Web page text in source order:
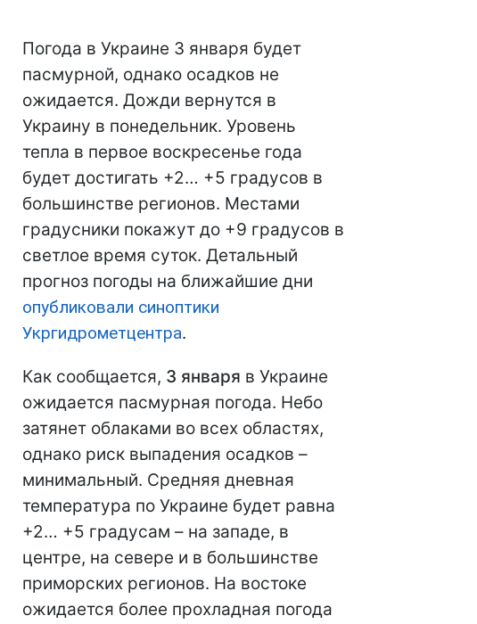
Погода в Украине 3 января будет
пасмурной, однако осадков не
ожидается. Дожди вернутся в
Украину в понедельник. Уровень
тепла в первое воскресенье года
будет достигать +2… +5 градусов в
большинстве регионов. Местами
градусники покажут до +9 градусов в
светлое время суток. Детальный
прогноз погоды на ближайшие дни
опубликовали синоптики
Укргидрометцентра.
Как сообщается, 3 января в Украине
ожидается пасмурная погода. Небо
затянет облаками во всех областях,
однако риск выпадения осадков –
минимальный. Средняя дневная
температура по Украине будет равна
+2… +5 градусам – на западе, в
центре, на севере и в большинстве
приморских регионов. На востоке
ожидается более прохладная погода